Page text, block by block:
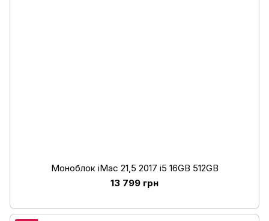
Моноблок iMac 21,5 2017 i5 16GB 512GB
13 799 грн